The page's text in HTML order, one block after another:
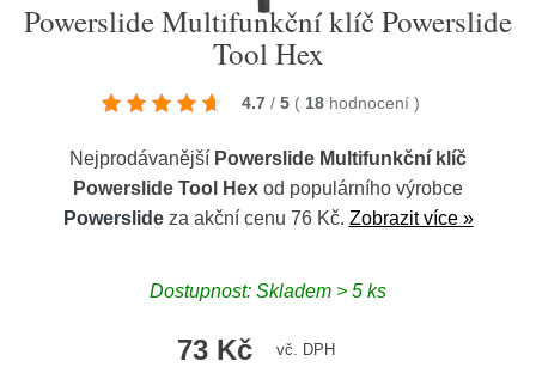
Powerslide Multifunkční klíč Powerslide
Tool Hex
4.7 / 5 ( 18 hodnocení )
Nejprodávanější Powerslide Multifunkční klíč
Powerslide Tool Hex od populárního výrobce
Powerslideza akční cenu 76 Kč. Zobrazit více »
Dostupnost: Skladem > 5 ks
73 Kč vč. DPH